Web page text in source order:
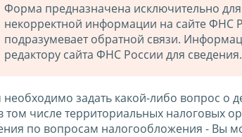
Форма предназначена исключительно
некорректной информации на сайте ФНС
подразумевает обратной связи.
редактору сайта ФНС России для сведения.
необходимо задать какой-либо вопрос о
том числе территориальных налоговых
по вопросам налогообложения - Вы